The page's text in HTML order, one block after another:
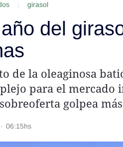
girasol
del
de la oleaginosa
para el mercado
golpea
· 06:15hs